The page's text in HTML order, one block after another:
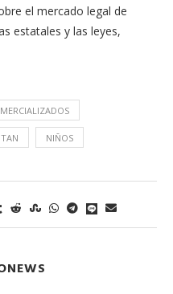
el mercado legal de
estatales y las leyes,
NIÑOS